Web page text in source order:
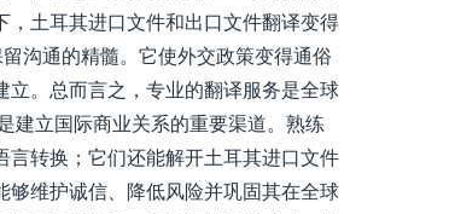
，土耳其进口文件和出口文件翻译变得
沟通的精髓。它使外交政策变得通俗
。总而言之，专业的翻译服务是全球
建立国际商业关系的重要渠道。熟练
转换；它们还能解开土耳其进口文件
维护诚信、降低风险并巩固其在全球